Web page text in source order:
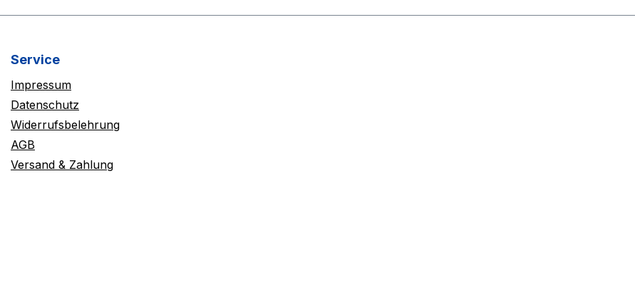
Service
Impressum
Datenschutz
Widerrufsbelehrung
AGB
Versand & Zahlung